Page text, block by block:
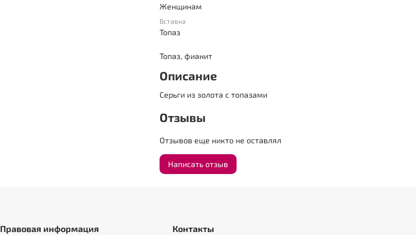
Женщинам
Вставка
Топаз
Топаз, фианит
Описание
Серьги из золота с топазами
Отзывы
Отзывов еще никто не оставлял
Написать отзыв
Правовая информация
Контакты